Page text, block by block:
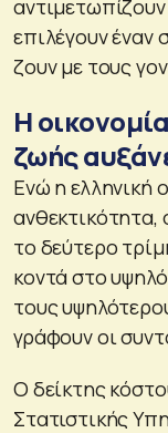
επιλέγουν έναν
ζουν με τους
Η
ζωής
Ενώ η ελληνική
ανθεκτικότητα,
το δεύτερο
κοντά στο
τους
γράφουν οι
Ο δείκτης
Στατιστικής